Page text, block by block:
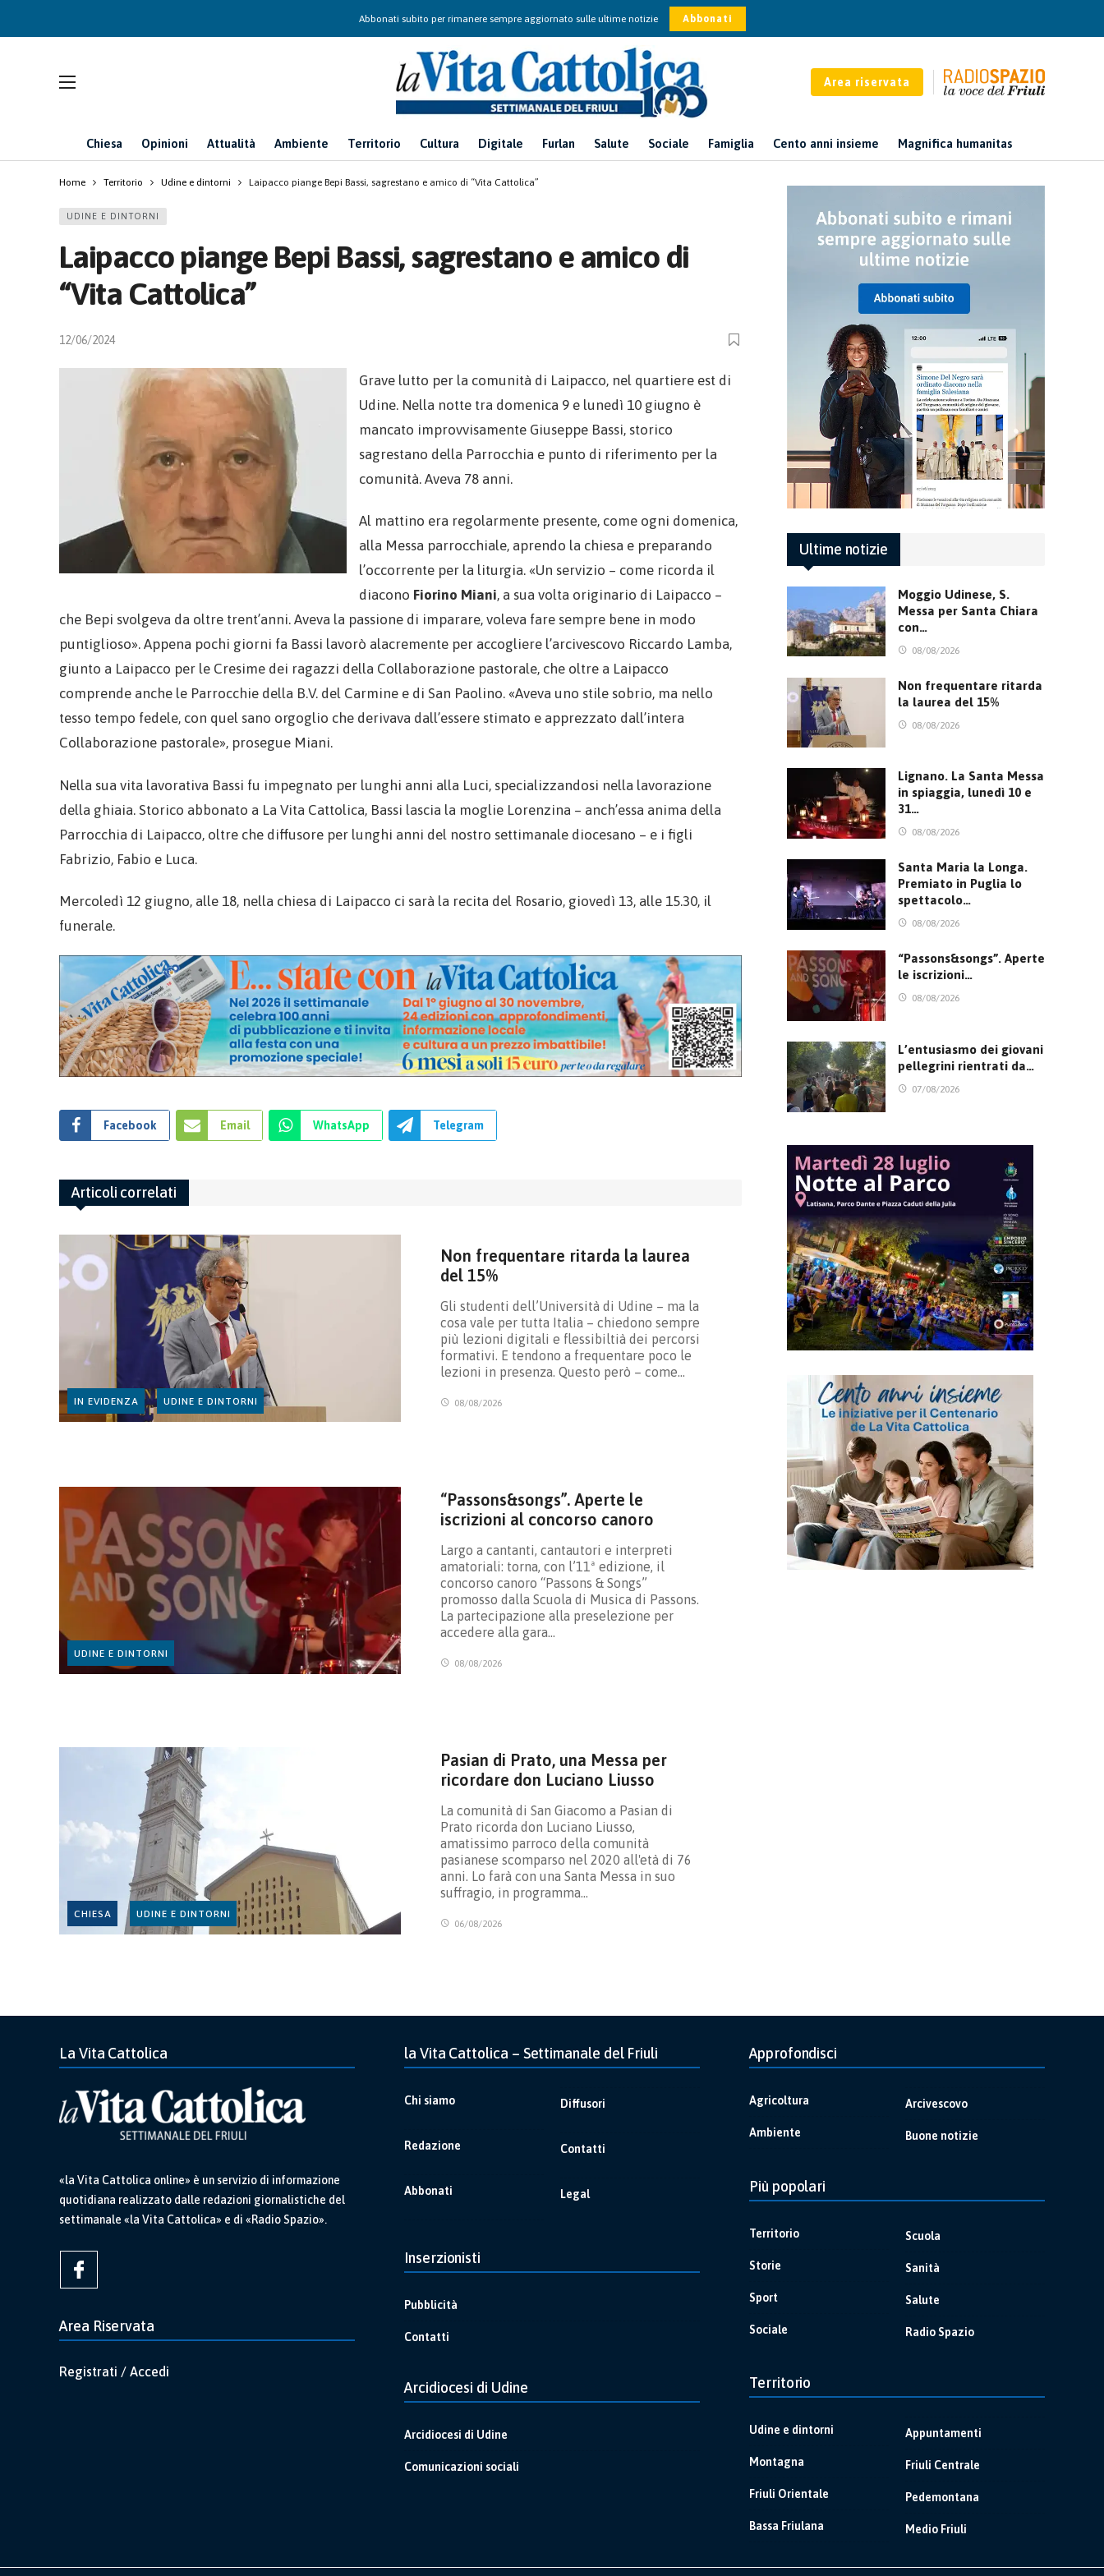
Abbonati subito per rimanere sempre aggiornato sulle ultime notizie Abbonati
Area riservata
Chiesa Opinioni Attualità Ambiente Territorio Cultura Digitale Furlan Salute Sociale Famiglia Cento anni insieme Magnifica humanitas
Home Territorio Udine e dintorni Laipacco piange Bepi Bassi, sagrestano e amico di “Vita Cattolica”
UDINE E DINTORNI
Laipacco piange Bepi Bassi, sagrestano e amico di
“Vita Cattolica”
12/06/2024
Grave lutto per la comunità di Laipacco, nel quartiere est di
Udine. Nella notte tra domenica 9 e lunedì 10 giugno è
mancato improvvisamente Giuseppe Bassi, storico
sagrestano della Parrocchia e punto di riferimento per la
comunità. Aveva 78 anni.
Al mattino era regolarmente presente, come ogni domenica,
alla Messa parrocchiale, aprendo la chiesa e preparando
l’occorrente per la liturgia. «Un servizio – come ricorda il
diacono Fiorino Miani, a sua volta originario di Laipacco –
che Bepi svolgeva da oltre trent’anni. Aveva la passione di imparare, voleva fare sempre bene in modo
puntiglioso». Appena pochi giorni fa Bassi lavorò alacremente per accogliere l’arcivescovo Riccardo Lamba,
giunto a Laipacco per le Cresime dei ragazzi della Collaborazione pastorale, che oltre a Laipacco
comprende anche le Parrocchie della B.V. del Carmine e di San Paolino. «Aveva uno stile sobrio, ma nello
tesso tempo fedele, con quel sano orgoglio che derivava dall’essere stimato e apprezzato dall’intera
Collaborazione pastorale», prosegue Miani.
Nella sua vita lavorativa Bassi fu impegnato per lunghi anni alla Luci, specializzandosi nella lavorazione
della ghiaia. Storico abbonato a La Vita Cattolica, Bassi lascia la moglie Lorenzina – anch’essa anima della
Parrocchia di Laipacco, oltre che diffusore per lunghi anni del nostro settimanale diocesano – e i figli
Fabrizio, Fabio e Luca.
Mercoledì 12 giugno, alle 18, nella chiesa di Laipacco ci sarà la recita del Rosario, giovedì 13, alle 15.30, il
funerale.
Facebook Email WhatsApp Telegram
Articoli correlati
IN EVIDENZA UDINE E DINTORNI
Non frequentare ritarda la laurea
del 15%
Gli studenti dell’Università di Udine – ma la
cosa vale per tutta Italia – chiedono sempre
più lezioni digitali e flessibiltià dei percorsi
formativi. E tendono a frequentare poco le
lezioni in presenza. Questo però – come…
08/08/2026
UDINE E DINTORNI
“Passons&songs”. Aperte le
iscrizioni al concorso canoro
Largo a cantanti, cantautori e interpreti
amatoriali: torna, con l’11ª edizione, il
concorso canoro “Passons & Songs”
promosso dalla Scuola di Musica di Passons.
La partecipazione alla preselezione per
accedere alla gara…
08/08/2026
CHIESA UDINE E DINTORNI
Pasian di Prato, una Messa per
ricordare don Luciano Liusso
La comunità di San Giacomo a Pasian di
Prato ricorda don Luciano Liusso,
amatissimo parroco della comunità
pasianese scomparso nel 2020 all'età di 76
anni. Lo farà con una Santa Messa in suo
suffragio, in programma…
06/08/2026
Ultime notizie
Moggio Udinese, S.
Messa per Santa Chiara
con…
08/08/2026
Non frequentare ritarda
la laurea del 15%
08/08/2026
Lignano. La Santa Messa
in spiaggia, lunedì 10 e
31…
08/08/2026
Santa Maria la Longa.
Premiato in Puglia lo
spettacolo…
08/08/2026
“Passons&songs”. Aperte
le iscrizioni…
08/08/2026
L’entusiasmo dei giovani
pellegrini rientrati da…
07/08/2026
La Vita Cattolica
«la Vita Cattolica online» è un servizio di informazione
quotidiana realizzato dalle redazioni giornalistiche del
settimanale «la Vita Cattolica» e di «Radio Spazio».
Area Riservata
Registrati / Accedi
la Vita Cattolica – Settimanale del Friuli
Chi siamo
Redazione
Abbonati
Diffusori
Contatti
Legal
Inserzionisti
Pubblicità
Contatti
Arcidiocesi di Udine
Arcidiocesi di Udine
Comunicazioni sociali
Approfondisci
Agricoltura
Ambiente
Arcivescovo
Buone notizie
Più popolari
Territorio
Storie
Sport
Sociale
Scuola
Sanità
Salute
Radio Spazio
Territorio
Udine e dintorni
Montagna
Friuli Orientale
Bassa Friulana
Appuntamenti
Friuli Centrale
Pedemontana
Medio Friuli